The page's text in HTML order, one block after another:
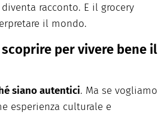
racconto. E il grocery
il mondo.
per vivere bene il
siano autentici. Ma se vogliamo
esperienza culturale e